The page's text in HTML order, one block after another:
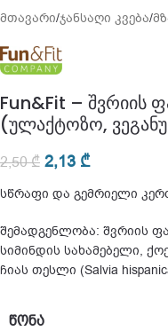
მთავარი/ჯანსაღი კვება/
Fun&Fit – შვრიის
(ულაქტოზო,
2,50₾ 2,13 ₾
სწრაფი და გემრიელი
შემადგენლობა: შვრიის
სიმინდის სახამებელი,
ჩიას თესლი (Salvia
ᲬᲝᲜᲐ